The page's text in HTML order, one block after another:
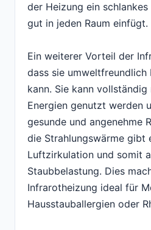
der Heizung ein schlankes
gut in jeden Raum einfügt.
Ein weiterer Vorteil der
dass sie
kann. Sie kann
Energien genutzt werden
gesunde und angenehme
die Strahlungswärme gibt
Luftzirkulation und somit
Staubbelastung. Dies
Infrarotheizung ideal für
Hausstauballergien oder